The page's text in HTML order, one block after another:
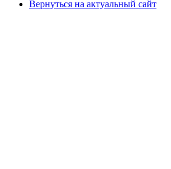
Вернуться на актуальный сайт